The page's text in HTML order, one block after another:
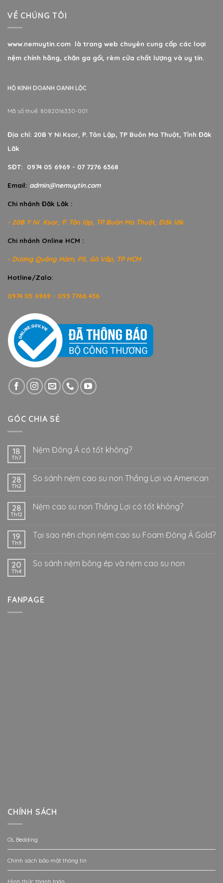
VỀ CHÚNG TÔI
www.nemuytin.com là trang web chuyên cung cấp các loại
nệm chính hãng, chăn ga gối, rèm cửa chất lượng và uy tín.
HỘ KINH DOANH OANH LỘC
Mã số thuế: 8082016330-001
Địa chỉ: 20B Y Ni Ksor, P. Tân Lập, TP Buôn Ma Thuột, Tỉnh Đăk
Lăk
SĐT: 0974 05 6969 - 07 7276 6368
Email: admin@nemuytin.com
Chi nhánh Đăk Lăk :
- 20B Y Ni Ksor, P. Tân lập, TP Buôn Ma Thuột, Đăk lăk
Chi nhánh Online HCM :
- Dương Quảng Hàm, P5, Gò Vấp, TP HCM
Hotline/Zalo:
0974 05 6969 - 093 7766 436
GÓC CHIA SẺ
18
Th7
Nệm Đông Á có tốt không?
28
Th2
So sánh nệm cao su non Thắng Lợi và American
28
Th12
Nệm cao su non Thắng Lợi có tốt không?
19
Th9
Tại sao nên chọn nệm cao su Foam Đông Á Gold?
20
Th4
So sánh nệm bông ép và nệm cao su non
FANPAGE
CHÍNH SÁCH
OL Bedding
Chính sách bảo mật thông tin
Hình thức thanh toán